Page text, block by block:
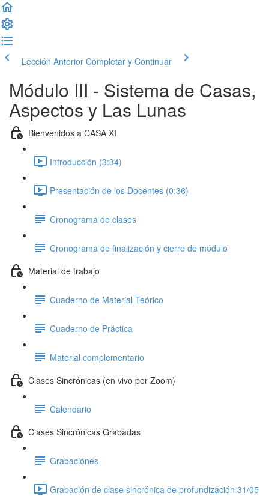
Lección Anterior Completar y Continuar
Módulo III - Sistema de Casas,
Aspectos y Las Lunas
Bienvenidos a CASA XI
Introducción (3:34)
Presentación de los Docentes (0:36)
Cronograma de clases
Cronograma de finalización y cierre de módulo
Material de trabajo
Cuaderno de Material Teórico
Cuaderno de Práctica
Material complementario
Clases Sincrónicas (en vivo por Zoom)
Calendario
Clases Sincrónicas Grabadas
Grabaciónes
Grabación de clase sincrónica de profundización 31/05